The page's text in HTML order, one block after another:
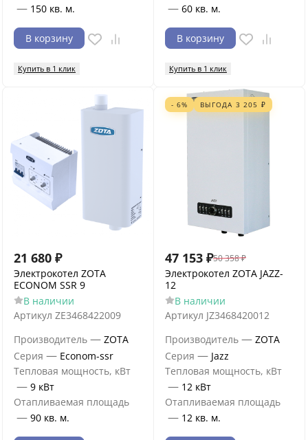
— 150 кв. м.
В корзину
Купить в 1 клик
— 60 кв. м.
В корзину
Купить в 1 клик
21 680 ₽
Электрокотел ZOTA
ECONOM SSR 9
В наличии
Артикул ZE3468422009
Производитель — ZOTA
Серия — Econom-ssr
Тепловая мощность, кВт
— 9 кВт
Отапливаемая площадь
— 90 кв. м.
- 6% ВЫГОДА 3 205 ₽
47 153 ₽50 358 ₽
Электрокотел ZOTA JAZZ-
12
В наличии
Артикул JZ3468420012
Производитель — ZOTA
Серия — Jazz
Тепловая мощность, кВт
— 12 кВт
Отапливаемая площадь
— 12 кв. м.